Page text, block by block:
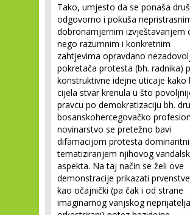
Tako, umjesto da se ponaša
odgovorno i pokuša
dobronamjernim izvještavanjem
nego razumnim i konkretnim
zahtjevima opravdano
pokretača protesta (bh. radnika)
konstruktivne idejne uticaje kako
cijela stvar krenula u što
pravcu po demokratizaciju bh.
bosanskohercegovačko
novinarstvo se pretežno bavi
difamacijom protesta
tematiziranjem njihovog
aspekta. Na taj način se želi ove
demonstracije prikazati
kao očajnički (pa čak i od strane
imaginarnog vanjskog neprijatelja